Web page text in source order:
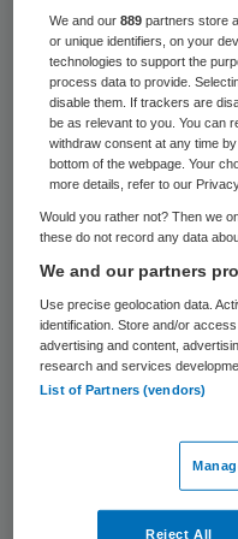
leven registreren.
zijn begonnen om
te integreren in
werkzaamheden
goede zaak maar
waar begin je en
je eraan bent
PROs zijn
zorgomgeving te
namelijk inzicht in
psyche van
tegenstelling tot
gaan over welke
We and our889 partners store
or unique identifiers, on your
technologies to support the
process data to provide.
disable them. If trackers are
be as relevant to you. You can
withdraw consent at any time
bottom of the webpage. Your
more details, refer to our
Would you rather not? Then we
these do not record any data
We and our partners
Use precise geolocation data.
identification. Store and/or
advertising and content,
research and services
List of Partners (vendors)
Reject All